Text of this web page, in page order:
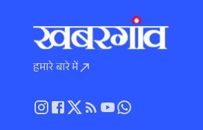
हमारे बारे में